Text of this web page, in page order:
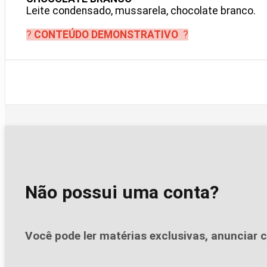
Leite condensado, mussarela, chocolate branco.
? CONTEÚDO DEMONSTRATIVO ?
Não possui uma conta?
Você pode ler matérias exclusivas, anunciar